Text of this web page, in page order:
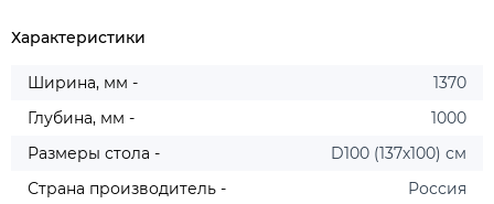
Характеристики
Ширина, мм -
1370
Глубина, мм -
1000
Размеры стола -
D100 (137х100) см
Страна производитель -
Россия